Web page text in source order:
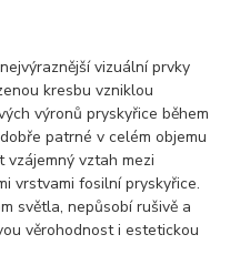
vizuální prvky
kresbu vzniklou
výronů pryskyřice během
patrné v celém objemu
vzájemný vztah mezi
vrstvami fosilní pryskyřice.
světla, nepůsobí rušivě a
věrohodnost i estetickou